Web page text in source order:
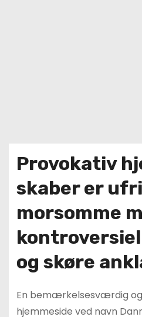
Provokativ
skaber er
morsomme
og skøre
En bemærkelsesværdig
hjemmeside ved navn